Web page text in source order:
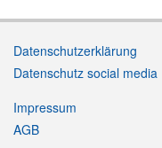
Datenschutzerklärung
Datenschutz social media
Impressum
AGB